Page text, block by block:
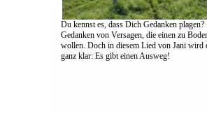
Du kennst es, dass Dich Gedanken plagen?
Gedanken von Versagen, die einen zu
wollen. Doch in diesem Lied von Jani wird
ganz klar: Es gibt einen Ausweg!